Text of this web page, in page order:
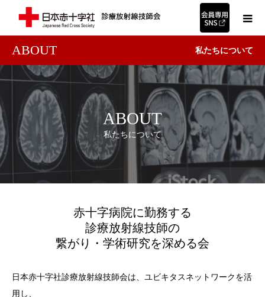
ABOUT 私たちについて
ABOUT
私たちについて
赤十字病院に勤務する
診療放射線技師の
繋がり・学術研究を深める会
日本赤十字社診療放射線技師会は、ユビキタスネットワークを活
用し、